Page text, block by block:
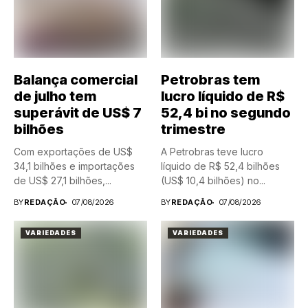
Balança comercial
de julho tem
superávit de US$ 7
bilhões
Com exportações de US$
34,1 bilhões e importações
de US$ 27,1 bilhões,...
BYREDAÇÃO 07/08/2026
Petrobras tem
lucro líquido de R$
52,4 bi no segundo
trimestre
A Petrobras teve lucro
líquido de R$ 52,4 bilhões
(US$ 10,4 bilhões) no...
BYREDAÇÃO 07/08/2026
VARIEDADES VARIEDADES